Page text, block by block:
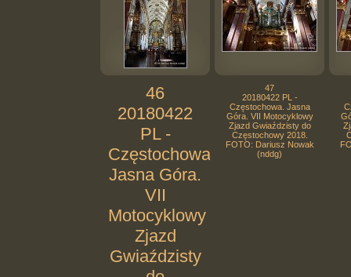
46
20180422
PL -
Częstochowa.
Jasna Góra.
VII
Motocyklowy
Zjazd
Gwiaździsty
47
20180422 PL -
Częstochowa. Jasna
Góra. VII Motocyklowy
Zjazd Gwiaździsty do
Częstochowy 2018.
FOTO: Dariusz Nowak
(nddg)